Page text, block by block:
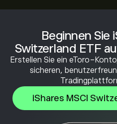
Beginnen Sie
Switzerland ETF
Erstellen Sie ein eToro-
sicheren,
iShares MSCI